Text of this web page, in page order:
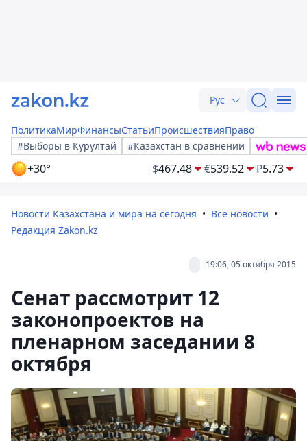
Рус
ПолитикаМирФинансыСтатьиПроисшествияПраво
#Выборы в Курултай
#Казахстан в сравнении
+30° $467.48 €539.52 ₽5.73
Новости Казахстана и мира на сегодня
Все новости
Редакция Zakon.kz
19:06, 05 октября 2015
Сенат рассмотрит 12
законопроектов на
пленарном заседании 8
октября